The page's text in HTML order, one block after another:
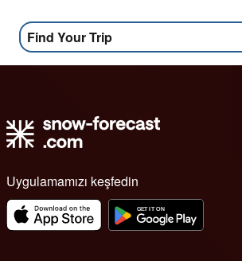
Find Your Trip
Uygulamamızı keşfedin